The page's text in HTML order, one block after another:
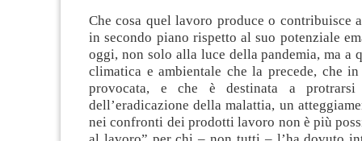
Che cosa quel lavoro produce o contribuisce
in secondo piano rispetto al suo potenziale
oggi, non solo alla luce della pandemia, ma a
climatica e ambientale che la precede, che
provocata, e che è destinata a
dell’eradicazione della malattia, un
nei confronti dei prodotti lavoro non è più